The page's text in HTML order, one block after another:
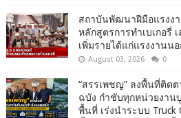
สถาบันพัฒนาฝีมือแรงง
หลักสูตรการทำเบเกอรี่
เพิ่มรายได้แก่แรงงานน
August 03, 2026 0
“สรรเพชญ” ลงพื้นที่ติด
ฉบัง กำชับทุกหน่วยงา
พื้นที่ เร่งนำระบบ Truck